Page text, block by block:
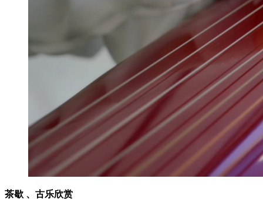
茶歇 、古乐欣赏